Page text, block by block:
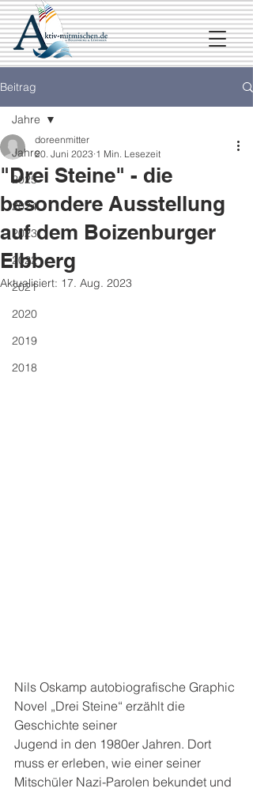
Beitrag
Jahre
2025
2024
2023
2022
2021
2020
2019
2018
Jahre
"Drei Steine" - die
besondere Ausstellung
auf dem Boizenburger
Elbberg
doreenmitter
20. Juni 2023 1 Min. Lesezeit
Aktualisiert: 17. Aug. 2023
Nils Oskamp autobiografische Graphic
Novel „Drei Steine“ erzählt die
Geschichte seiner
Jugend in den 1980er Jahren. Dort
muss er erleben, wie einer seiner
Mitschüler Nazi-Parolen bekundet und